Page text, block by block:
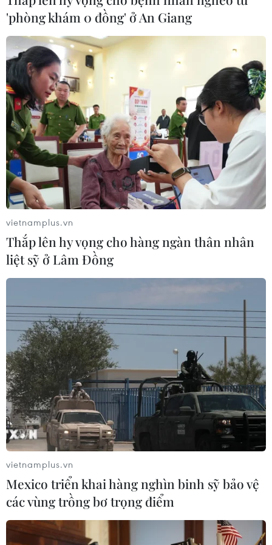
Giáo hoàng Leo XIV ban hành Luật
Cơ bản mới của Vatican
03/08/2026 05:32
Tòa án Nga lần đầu phán quyết về
bản quyền đối với sản phẩm do AI tạo
ra
03/08/2026 04:28
Xem thêm
Phó Tổng Biên tập: NGUYỄN THỊ TÁM, KHÚC THANH
THỦY
Sở hữu trí tuệ
Quy định sử dụng
RSS
Hỗ trợ
Ngôn ngữ
TTXVN
Dịch vụ tin
Quảng cáo
Liên hệ
cấp ngày 11/9/2008.
'phòng khám 0 đồng' ở An Giang
vietnamplus.vn
Thắp lên hy vọng cho hàng ngàn thân nhân
liệt sỹ ở Lâm Đồng
vietnamplus.vn
Mexico triển khai hàng nghìn binh sỹ bảo vệ
các vùng trồng bơ trọng điểm